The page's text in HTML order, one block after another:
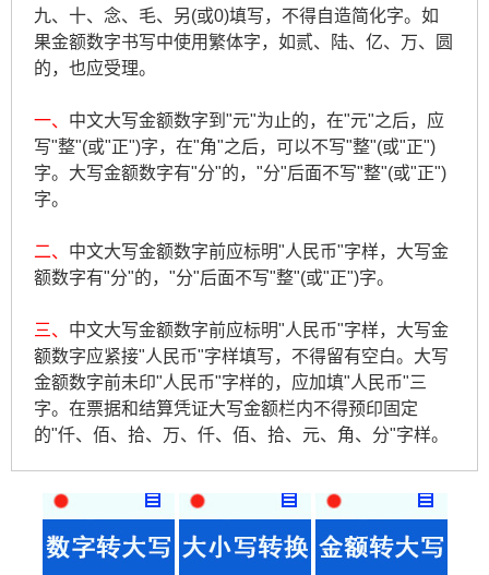
九、十、念、毛、另(或0)填写，不得自造简化字。如
果金额数字书写中使用繁体字，如贰、陆、亿、万、圆
的，也应受理。
一、 中文大写金额数字到"元"为止的，在"元"之后，应
写"整"(或"正")字，在"角"之后，可以不写"整"(或"正")
字。大写金额数字有"分"的，"分"后面不写"整"(或"正")
字。
二、 中文大写金额数字前应标明"人民币"字样，大写金
额数字有"分"的，"分"后面不写"整"(或"正")字。
三、 中文大写金额数字前应标明"人民币"字样，大写金
额数字应紧接"人民币"字样填写，不得留有空白。大写
金额数字前未印"人民币"字样的，应加填"人民币"三
字。在票据和结算凭证大写金额栏内不得预印固定
的"仟、佰、拾、万、仟、佰、拾、元、角、分"字样。